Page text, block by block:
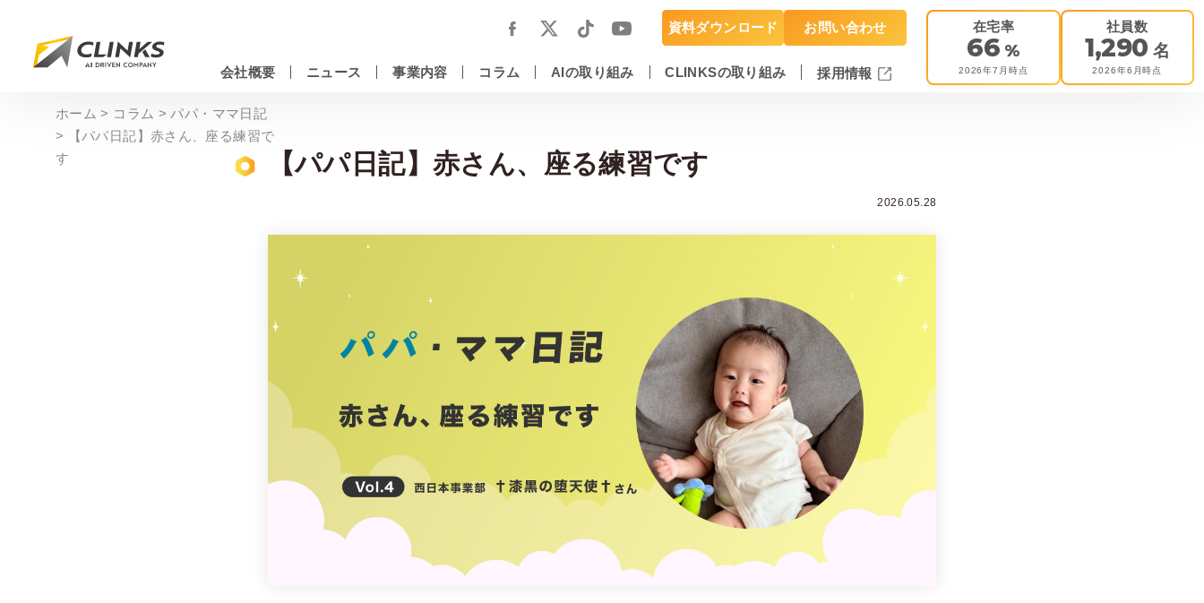
資料ダウンロード お問い合わせ
会社概要 ニュース 事業内容 コラム AIの取り組み CLINKSの取り組み 採用情報
在宅率
66 %
2026年7月時点
社員数
1,290 名
2026年6月時点
ホーム > コラム > パパ・ママ日記
>
【パパ日記】赤さん、座る練習で
す
【パパ日記】赤さん、座る練習です
2026.05.28